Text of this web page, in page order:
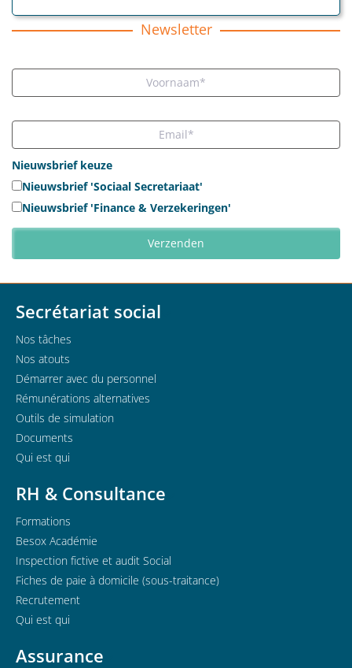
Newsletter
Nieuwsbrief keuze
Nieuwsbrief 'Sociaal Secretariaat'
Nieuwsbrief 'Finance & Verzekeringen'
Secrétariat social
Nos tâches
Nos atouts
Démarrer avec du personnel
Rémunérations alternatives
Outils de simulation
Documents
Qui est qui
RH & Consultance
Formations
Besox Académie
Inspection fictive et audit Social
Fiches de paie à domicile (sous-traitance)
Recrutement
Qui est qui
Assurance